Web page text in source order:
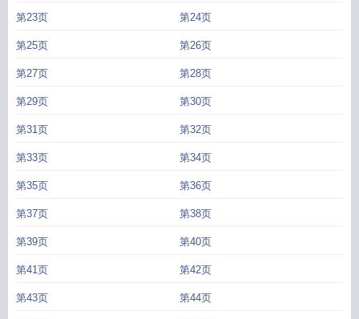
子四季三餐的文案 四季三餐与三餐四季的区别
第23页 第24页
第25页 第26页
第27页 第28页
第29页 第30页
第31页 第32页
第33页 第34页
第35页 第36页
第37页 第38页
第39页 第40页
第41页 第42页
第43页 第44页